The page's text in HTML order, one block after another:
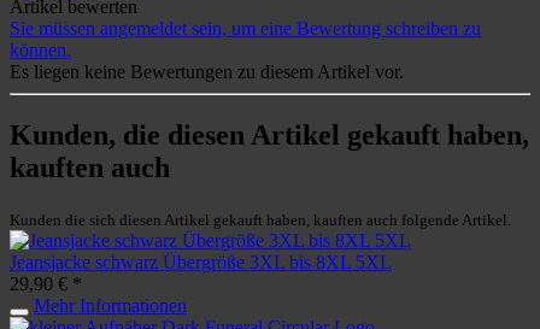
Artikel bewerten
Sie müssen angemeldet sein, um eine Bewertung schreiben zu
können.
Es liegen keine Bewertungen zu diesem Artikel vor.
Kunden, die diesen Artikel gekauft haben,
kauften auch
Kunden die sich diesen Artikel gekauft haben, kauften auch folgende Artikel.
Jeansjacke schwarz Übergröße 3XL bis 8XL 5XL
29,90 € *
Mehr Informationen